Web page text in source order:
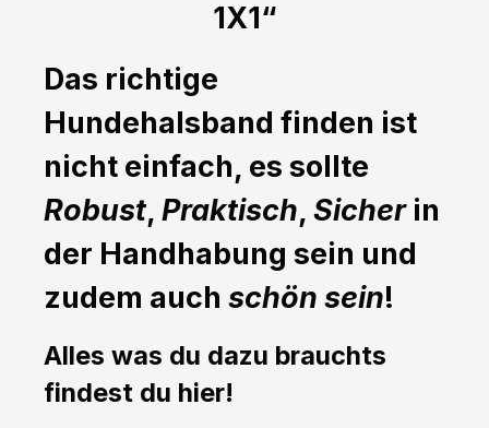
1X1“
Das richtige
Hundehalsband finden ist
nicht einfach, es sollte
Robust, Praktisch, Sicherin
der Handhabung sein und
zudem auch schön sein!
Alles was du dazu brauchts
findest du hier!